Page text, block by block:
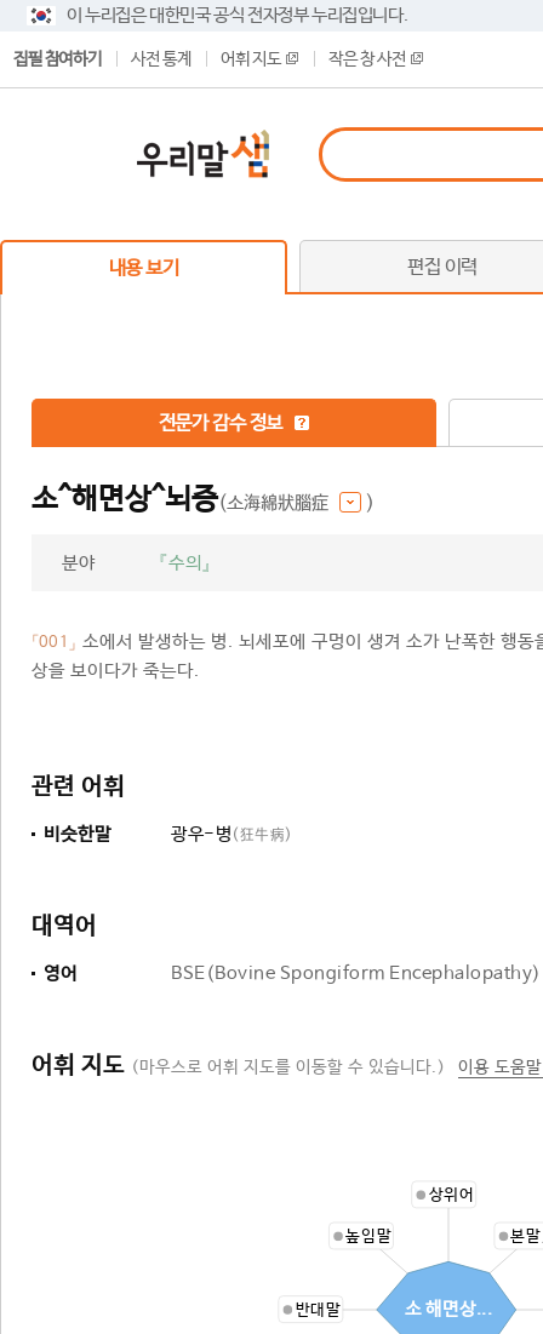
이 누리집은 대한민국 공식 전자정부 누리집입니다.
집필 참여하기 사전 통계 어휘 지도 작은 창 사전
내용 보기 편집 이력
전문가 감수 정보
소^해면상^뇌증(소海綿狀腦症 )
분야 『수의』
「001」 소에서 발생하는 병. 뇌세포에 구멍이 생겨 소가 난폭한 행
상을 보이다가 죽는다.
관련 어휘
비슷한말 광우-병 (狂牛病)
대역어
영어 BSE(Bovine Spongiform Encephalopathy)
어휘 지도 (마우스로 어휘 지도를 이동할 수 있습니다.) 이용 도움
상위어
본
반대말
높임말
소 해면상...